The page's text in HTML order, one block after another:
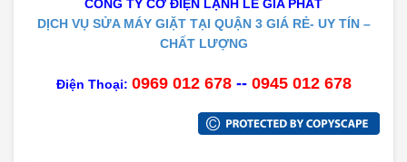
CÔNG TY CƠ ĐIỆN LẠNH LÊ GIA PHÁT
DỊCH VỤ SỬA MÁY GIẶT TẠI QUẬN 3 GIÁ RẺ- UY TÍN –
CHẤT LƯỢNG
Điện Thoại: 0969 012 678 --0945 012 678